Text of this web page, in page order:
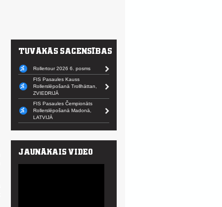
Rollertour 2026 6. posms
FIS Pasaules Kauss
Rollerslēpošanā Trollhättan,
ZVIEDRIJĀ
FIS Pasaules Čempionāts
Rollerslēpošanā Madonā,
LATVIJĀ